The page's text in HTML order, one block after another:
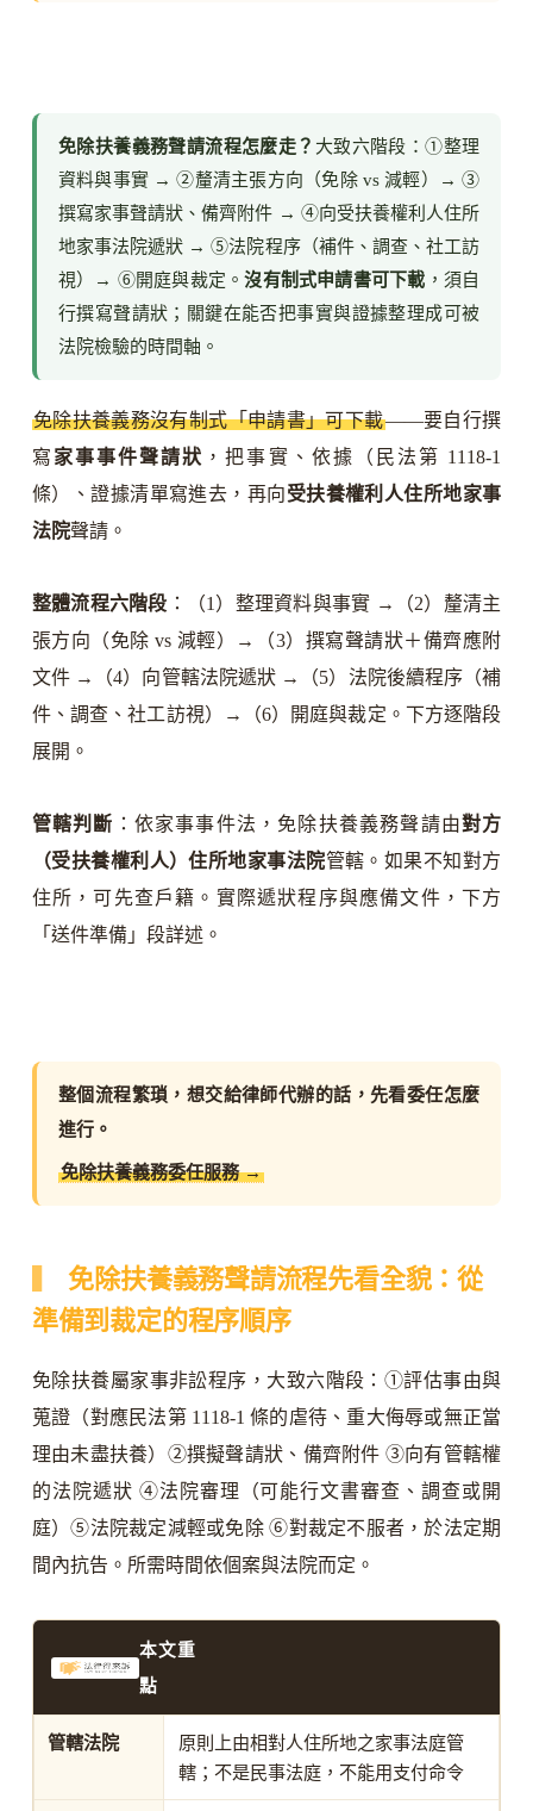
免除扶養義務聲請流程怎麼走？ 大致六階段：①整理
資料與事實 → ②釐清主張方向（免除 vs 減輕）→ ③
撰寫家事聲請狀、備齊附件 → ④向受扶養權利人住所
地家事法院遞狀 → ⑤法院程序（補件、調查、社工訪
視）→ ⑥開庭與裁定。沒有制式申請書可下載 ，須自
行撰寫聲請狀；關鍵在能否把事實與證據整理成可被
法院檢驗的時間軸。
免除扶養義務沒有制式「申請書」可下載——要自行撰
寫 家事事件聲請狀 ，把事實、依據（民法第 1118-1
條）、證據清單寫進去，再向受扶養權利人住所地家事
法院聲請。
整體流程六階段 ：（1）整理資料與事實 →（2）釐清主
張方向（免除 vs 減輕）→（3）撰寫聲請狀＋備齊應附
文件 →（4）向管轄法院遞狀 →（5）法院後續程序（補
件、調查、社工訪視）→（6）開庭與裁定。下方逐階段
展開。
管轄判斷 ：依家事事件法，免除扶養義務聲請由對方
（受扶養權利人）住所地家事法院管轄。如果不知對方
住所，可先查戶籍。實際遞狀程序與應備文件，下方
「送件準備」段詳述。
整個流程繁瑣，想交給律師代辦的話，先看委任怎麼
進行。
免除扶養義務委任服務 →
免除扶養義務聲請流程先看全貌：從
準備到裁定的程序順序
免除扶養屬家事非訟程序，大致六階段：①評估事由與
蒐證（對應民法第 1118-1 條的虐待、重大侮辱或無正當
理由未盡扶養）②撰擬聲請狀、備齊附件 ③向有管轄權
的法院遞狀 ④法院審理（可能行文書審查、調查或開
庭）⑤法院裁定減輕或免除 ⑥對裁定不服者，於法定期
間內抗告。所需時間依個案與法院而定。
本文重
點
管轄法院
原則上由相對人住所地之家事法庭管
轄；不是民事法庭，不能用支付命令